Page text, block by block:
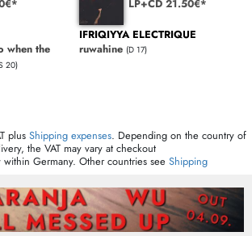
when the
20)
LP+CD 21.50€*
IFRIQIYYA ELECTRIQUE
ruwahine (D 17)
plus Shipping expenses. Depending on the country of
the VAT may vary at checkout
Germany. Other countries see Shipping